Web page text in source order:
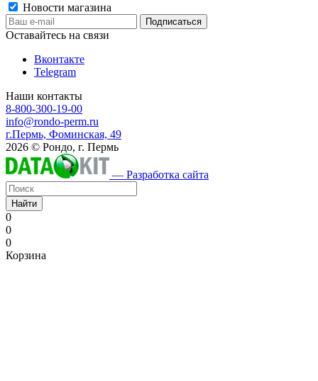
Новости магазина
Оставайтесь на связи
Вконтакте
Telegram
Наши контакты
8-800-300-19-00
info@rondo-perm.ru
г.Пермь, Фоминская, 49
2026 © Рондо, г. Пермь
— Разработка сайта
Найти
0
0
0
Корзина